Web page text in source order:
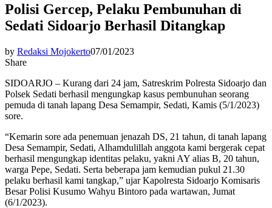
Polisi Gercep, Pelaku Pembunuhan di
Sedati Sidoarjo Berhasil Ditangkap
by Redaksi Mojokerto07/01/2023
Share
SIDOARJO – Kurang dari 24 jam, Satreskrim Polresta Sidoarjo dan
Polsek Sedati berhasil mengungkap kasus pembunuhan seorang
pemuda di tanah lapang Desa Semampir, Sedati, Kamis (5/1/2023)
sore.
“Kemarin sore ada penemuan jenazah DS, 21 tahun, di tanah lapang
Desa Semampir, Sedati, Alhamdulillah anggota kami bergerak cepat
berhasil mengungkap identitas pelaku, yakni AY alias B, 20 tahun,
warga Pepe, Sedati. Serta beberapa jam kemudian pukul 21.30
pelaku berhasil kami tangkap,” ujar Kapolresta Sidoarjo Komisaris
Besar Polisi Kusumo Wahyu Bintoro pada wartawan, Jumat
(6/1/2023).